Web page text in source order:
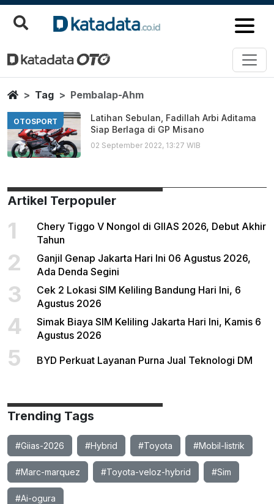
Pembalap Ahm
Berita Terbaru
HomeTag Pembalap-Ahm
OTOSPORT
Latihan Sebulan, Fadillah Arbi Aditama
Siap Berlaga di GP Misano
02 September 2022, 13:27 WIB
Artikel Terpopuler
1
Chery Tiggo V Nongol di GIIAS 2026, Debut Akhir
Tahun
2
Ganjil Genap Jakarta Hari Ini 06 Agustus 2026,
Ada Denda Segini
3
Cek 2 Lokasi SIM Keliling Bandung Hari Ini, 6
Agustus 2026
4
Simak Biaya SIM Keliling Jakarta Hari Ini, Kamis 6
Agustus 2026
5 BYD Perkuat Layanan Purna Jual Teknologi DM
Trending Tags
#Giias-2026 #Hybrid #Toyota #Mobil-listrik
#Marc-marquez #Toyota-veloz-hybrid #Sim
#Ai-ogura